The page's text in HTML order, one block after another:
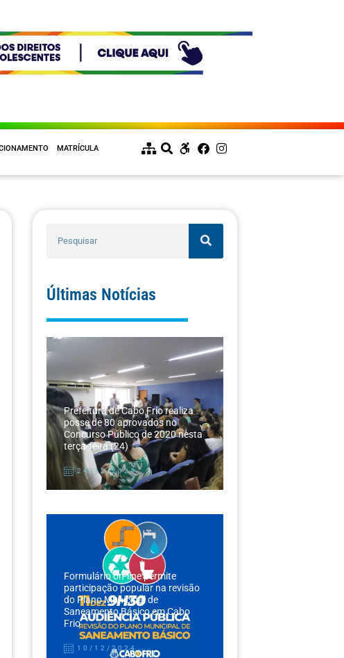
MATRÍCULA
Últimas Notícias
Prefeitura de Cabo Frio realiza
posse de 80 aprovados no
Concurso Público de 2020 nesta
terça-feira (24)
24/12/2024
Formulário on-line permite
participação popular na revisão
do Plano Municipal de
Saneamento Básico em Cabo
Frio
10/12/2024